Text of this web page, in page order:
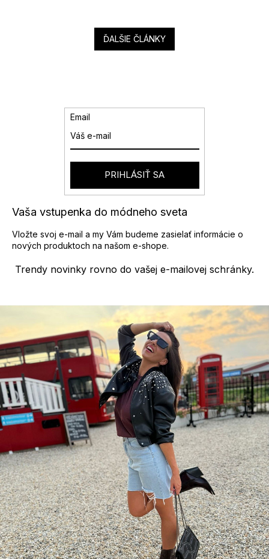
ĎALŠIE ČLÁNKY
Trendy novinky rovno do vašej e-mailovej schránky.
Vaša vstupenka do módneho sveta
Vložte svoj e-mail a my Vám budeme zasielať informácie o
nových produktoch na našom e-shope.
Email
PRIHLÁSIŤ SA